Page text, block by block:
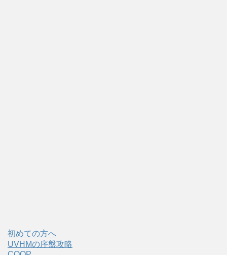
初めての方へ
UVHMの序盤攻略